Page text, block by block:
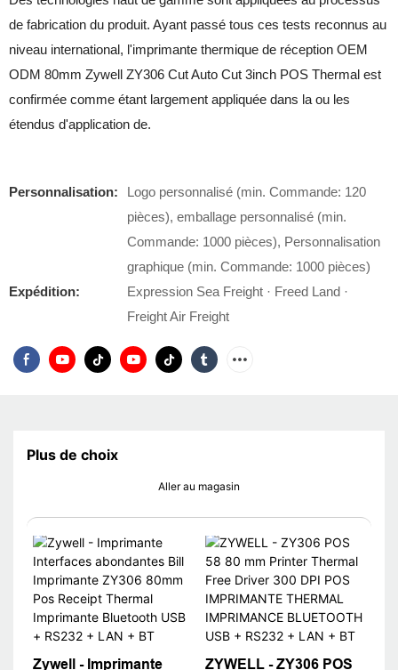
de fabrication du produit. Ayant passé tous ces tests reconnus au
niveau international, l'imprimante thermique de réception OEM
ODM 80mm Zywell ZY306 Cut Auto Cut 3inch POS Thermal est
confirmée comme étant largement appliquée dans la ou les
étendus d'application de.
Personnalisation:
Logo personnalisé (min. Commande: 120
pièces), emballage personnalisé (min.
Commande: 1000 pièces), Personnalisation
graphique (min. Commande: 1000 pièces)
Expédition:
Expression Sea Freight · Freed Land ·
Freight Air Freight
Plus de choix
Aller au magasin
Zywell - Imprimante
ZYWELL - ZY306 POS